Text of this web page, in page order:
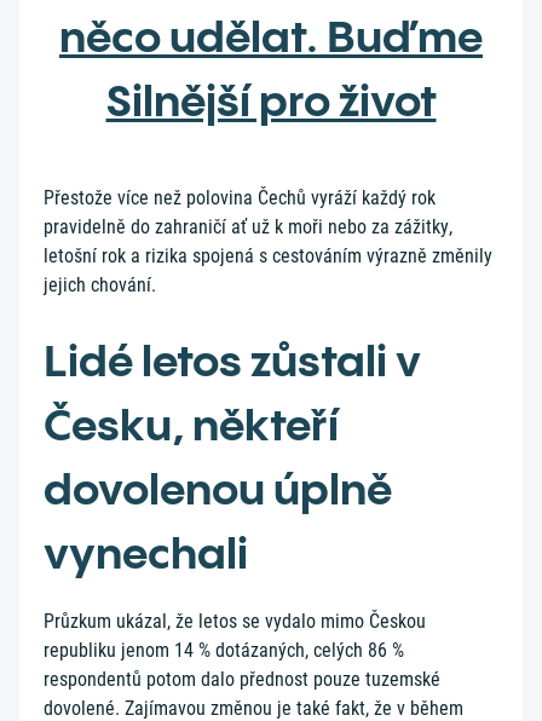
něco udělat. Buďme
Silnější pro život
Přestože více než polovina Čechů vyráží každý rok
pravidelně do zahraničí ať už k moři nebo za zážitky,
letošní rok a rizika spojená s cestováním výrazně změnily
jejich chování.
Lidé letos zůstali v
Česku, někteří
dovolenou úplně
vynechali
Průzkum ukázal, že letos se vydalo mimo Českou
republiku jenom 14 % dotázaných, celých 86 %
respondentů potom dalo přednost pouze tuzemské
dovolené. Zajímavou změnou je také fakt, že v během